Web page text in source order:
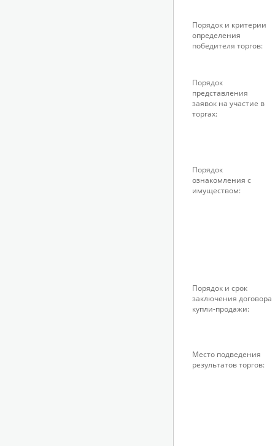
Порядок и критерии
определения
победителя торгов:
Порядок
представления
заявок на участие в
торгах:
Порядок
ознакомления с
имуществом:
Порядок и срок
заключения договора
купли-продажи:
Место подведения
результатов торгов: